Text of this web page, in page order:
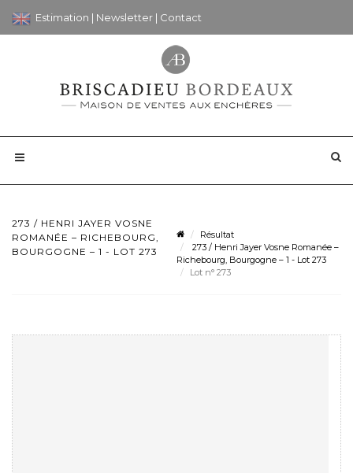
Estimation | Newsletter | Contact
273 / HENRI JAYER VOSNE
ROMANÉE – RICHEBOURG,
BOURGOGNE – 1 - LOT 273
Résultat
273 / Henri Jayer Vosne Romanée –
Richebourg, Bourgogne – 1 - Lot 273
Lot n° 273